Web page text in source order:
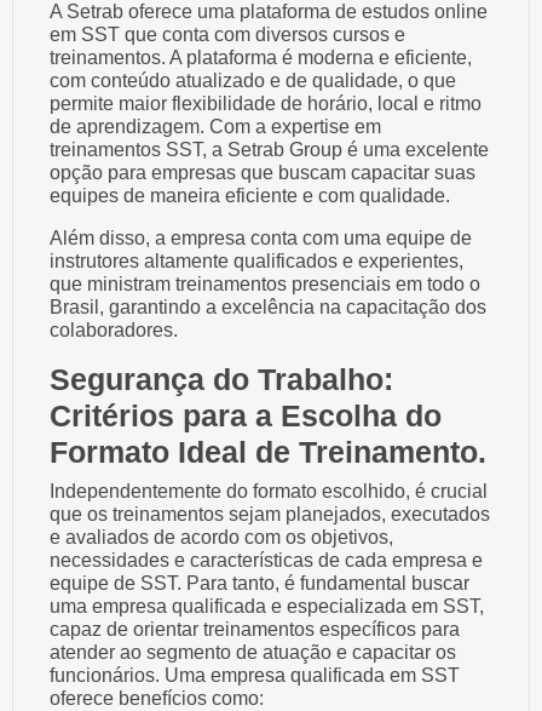
A Setrab oferece uma plataforma de estudos online
em SST que conta com diversos cursos e
treinamentos. A plataforma é moderna e eficiente,
com conteúdo atualizado e de qualidade, o que
permite maior flexibilidade de horário, local e ritmo
de aprendizagem. Com a expertise em
treinamentos SST, a Setrab Group é uma excelente
opção para empresas que buscam capacitar suas
equipes de maneira eficiente e com qualidade.
Além disso, a empresa conta com uma equipe de
instrutores altamente qualificados e experientes,
que ministram treinamentos presenciais em todo o
Brasil, garantindo a excelência na capacitação dos
colaboradores.
Segurança do Trabalho:
Critérios para a Escolha do
Formato Ideal de Treinamento.
Independentemente do formato escolhido, é crucial
que os treinamentos sejam planejados, executados
e avaliados de acordo com os objetivos,
necessidades e características de cada empresa e
equipe de SST. Para tanto, é fundamental buscar
uma empresa qualificada e especializada em SST,
capaz de orientar treinamentos específicos para
atender ao segmento de atuação e capacitar os
funcionários. Uma empresa qualificada em SST
oferece benefícios como: